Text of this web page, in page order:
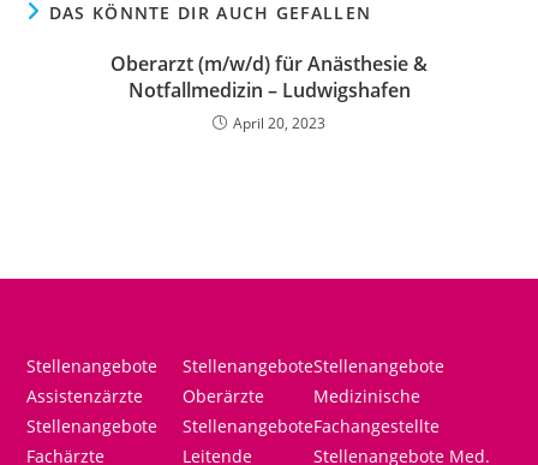
DAS KÖNNTE DIR AUCH GEFALLEN
Oberarzt (m/w/d) für Anästhesie &
Notfallmedizin – Ludwigshafen
April 20, 2023
Stellenangebote
Assistenzärzte
Stellenangebote
Fachärzte
Stellenangebote
Oberärzte
Stellenangebote
Leitende
Stellenangebote
Medizinische
Fachangestellte
Stellenangebote Med.